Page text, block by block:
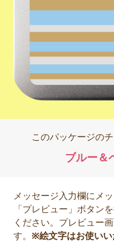
このパッケージの
ブルー
メッセージ入力欄にメ
「プレビュー」ボタン
ください。プレビュー
す。※絵文字はお使いい